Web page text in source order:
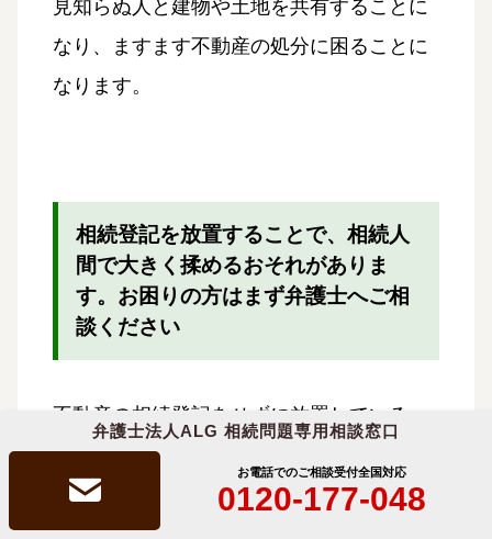
弁護士法人ALG 相続問題専用相談窓口
お電話でのご相談受付全国対応
0120-177-048
見知らぬ人と建物や土地を共有することに
なり、ますます不動産の処分に困ることに
なります。
相続登記を放置することで、相続人
間で大きく揉めるおそれがありま
す。お困りの方はまず弁護士へご相
談ください
不動産の相続登記をせずに放置している
と、不動産を自由に処分したり、融資を受
けたりすることができなくなるばかりか、
相続登記をしようと思い立った段階で、思